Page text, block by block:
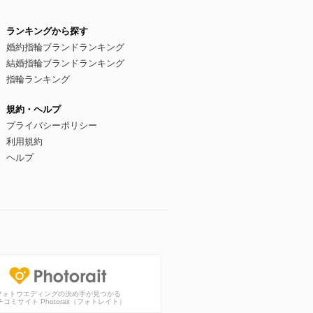
ランキングから探す
婚約指輪ブランドランキング
結婚指輪ブランドランキング
指輪ランキング
規約・ヘルプ
プライバシーポリシー
利用規約
ヘルプ
ォトウエディングの決め手が見つかる
コミサイト Photorait（フォトレイト）